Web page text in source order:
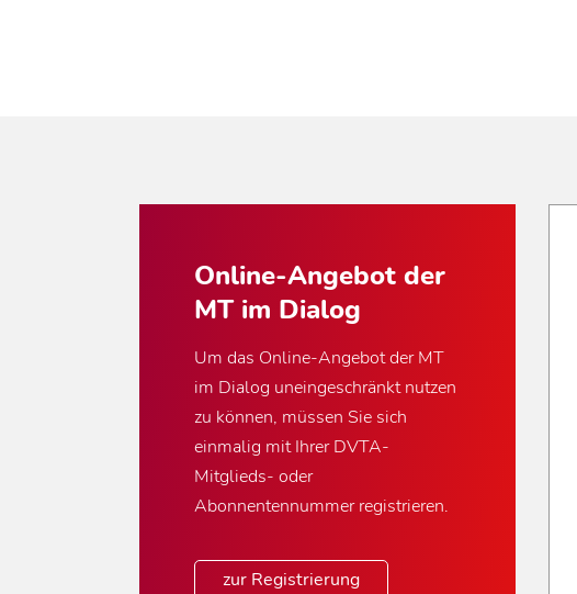
Online-Angebot der
MT im Dialog
Um das Online-Angebot der MT
im Dialog uneingeschränkt nutzen
zu können, müssen Sie sich
einmalig mit Ihrer DVTA-
Mitglieds- oder
Abonnentennummer registrieren.
zur Registrierung